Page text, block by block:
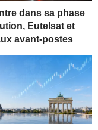
dans sa phase
Eutelsat et
avant-postes